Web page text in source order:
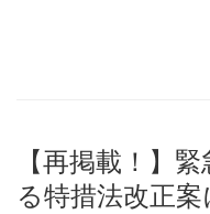
【再掲載！】
る特措法改正